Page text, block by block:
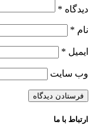
دیدگاه *
نام *
ایمیل *
وب‌ سایت
ارتباط با ما